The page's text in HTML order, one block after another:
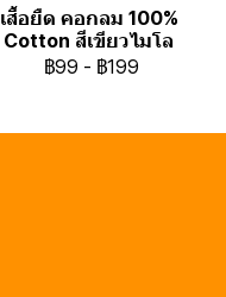
เสื้อยืด คอกลม 100%
Cotton สีเขียวไมโล
฿99 - ฿199